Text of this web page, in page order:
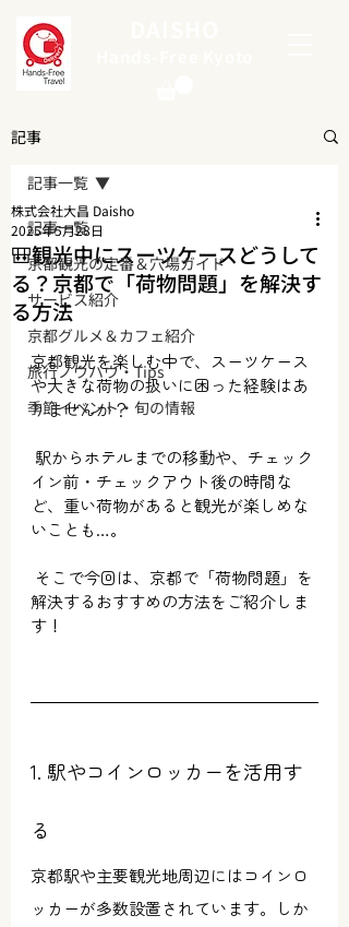
記事
記事一覧
京都観光の定番＆穴場ガイド
サービス紹介
京都グルメ＆カフェ紹介
旅行ノウハウ・Tips
季節イベント・旬の情報
記事一覧
🎒観光中にスーツケースどうして
る？京都で「荷物問題」を解決す
る方法
株式会社大昌 Daisho
2025年5月28日
京都観光を楽しむ中で、スーツケース
や大きな荷物の扱いに困った経験はあ
りませんか？
イン前・チェックアウト後の時間な
ど、重い荷物があると観光が楽しめな
いことも…。
解決するおすすめの方法をご紹介しま
す！
1. 駅やコインロッカーを活用す
る
京都駅や主要観光地周辺にはコインロ
ッカーが多数設置されています。しか